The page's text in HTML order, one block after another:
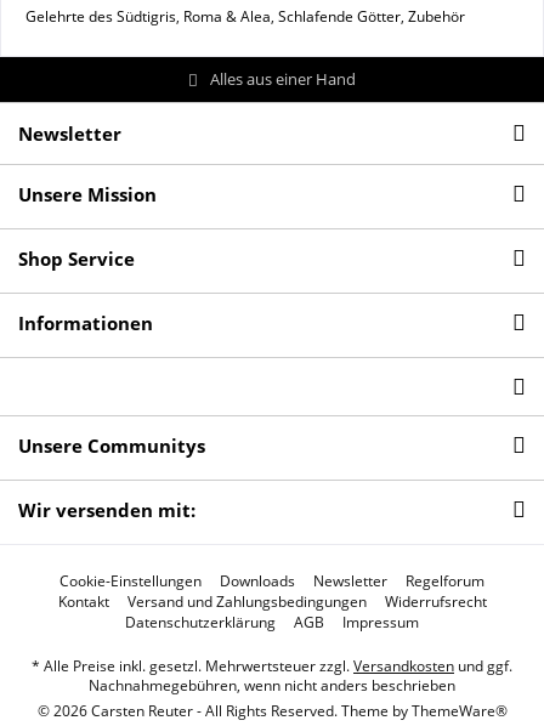
Gelehrte des Südtigris, Roma & Alea, Schlafende Götter, Zubehör
Alles aus einer Hand
Newsletter
Unsere Mission
Shop Service
Informationen
Unsere Communitys
Wir versenden mit:
Cookie-Einstellungen Downloads Newsletter
Regelforum
Kontakt
Versand und Zahlungsbedingungen
Widerrufsrecht
Datenschutzerklärung
AGB Impressum
* Alle Preise inkl. gesetzl. Mehrwertsteuer zzgl.Versandkosten und ggf.
Nachnahmegebühren, wenn nicht anders beschrieben
© 2026 Carsten Reuter - All Rights Reserved. Theme byThemeWare®